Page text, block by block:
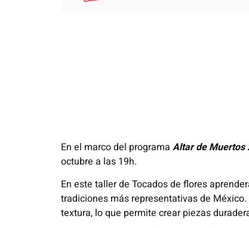
En el marco del programa Altar de Muertos
octubre a las 19h.
En este taller de Tocados de flores
tradiciones más representativas de
textura, lo que permite crear piezas